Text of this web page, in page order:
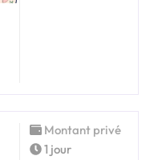
Montant privé
1 jour